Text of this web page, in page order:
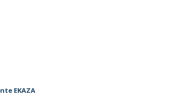
EKAZA